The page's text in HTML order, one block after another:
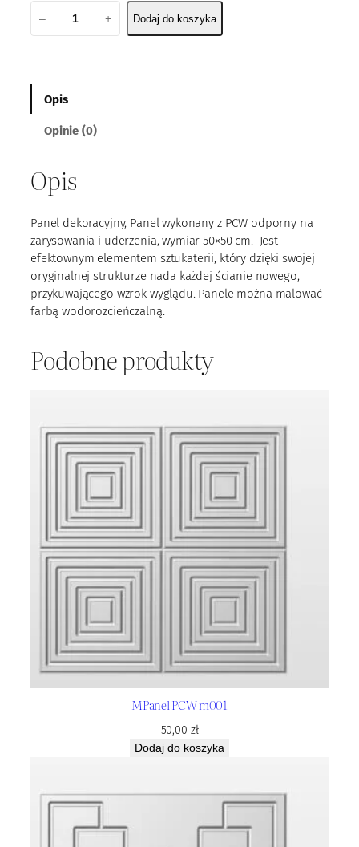
P
l
C
W
m
0
3
– + Dodaj do koszyka
Opis
Opinie (0)
Opis
Panel dekoracyjny, Panel wykonany z PCW odporny na
zarysowania i uderzenia, wymiar 50×50 cm. Jest
efektownym elementem sztukaterii, który dzięki swojej
oryginalnej strukturze nada każdej ścianie nowego,
przykuwającego wzrok wyglądu. Panele można malować
farbą wodorozcieńczalną.
Podobne produkty
MPanel PCW m001
50,00 zł
Dodaj do koszyka